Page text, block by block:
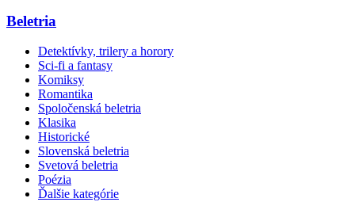
Beletria
Detektívky, trilery a horory
Sci-fi a fantasy
Komiksy
Romantika
Spoločenská beletria
Klasika
Historické
Slovenská beletria
Svetová beletria
Poézia
Ďalšie kategórie